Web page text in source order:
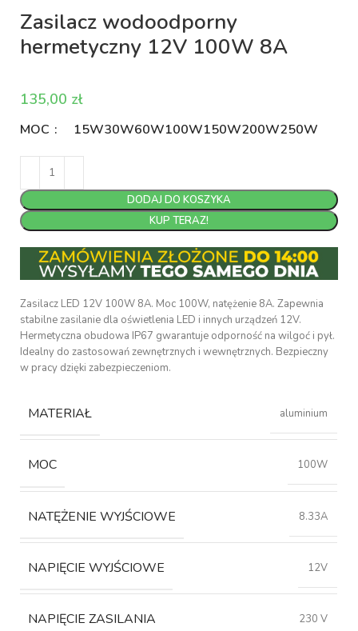
Zasilacz wodoodporny
hermetyczny 12V 100W 8A
zł
MOC 15W30W60W100W150W200W250W
DODAJ DO KOSZYKA
KUP TERAZ!
Zasilacz LED 12V 100W 8A. Moc 100W, natężenie 8A. Zapewnia
stabilne zasilanie dla oświetlenia LED i innych urządzeń 12V.
Hermetyczna obudowa IP67 gwarantuje odporność na wilgoć i pył.
Idealny do zastosowań zewnętrznych i wewnętrznych. Bezpieczny
w pracy dzięki zabezpieczeniom.
MATERIAŁ aluminium
MOC 100W
NATĘŻENIE WYJŚCIOWE 8.33A
NAPIĘCIE WYJŚCIOWE 12V
NAPIĘCIE ZASILANIA 230 V